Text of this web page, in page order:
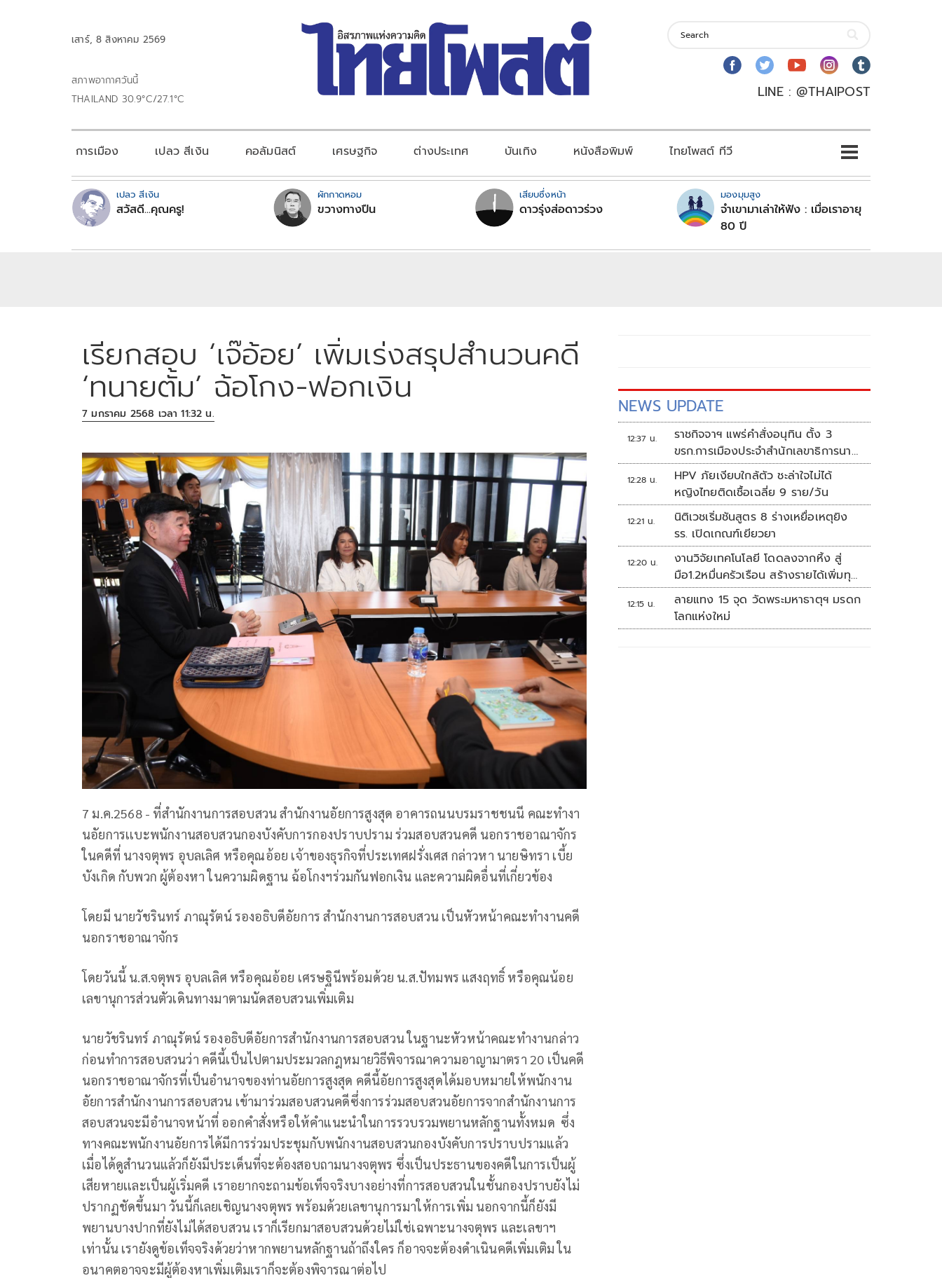
เสาร์, 8 สิงหาคม 2569
สภาพอากาศวันนี้
THAILAND 30.9°C/27.1°C
LINE : @THAIPOST
การเมือง เปลว สีเงิน คอลัมนิสต์ เศรษฐกิจ ต่างประเทศ บันเทิง หนังสือพิมพ์ ไทยโพสต์ ทีวี
เปลว สีเงิน
สวัสดี...คุณครู!
ผักกาดหอม
ขวางทางปืน
เสียบซึ่งหน้า
ดาวรุ่งส่อดาวร่วง
มองมุมสูง
จำเขามาเล่าให้ฟัง : เมื่อเราอายุ
80 ปี
เรียกสอบ ‘เจ๊อ้อย’ เพิ่มเร่งสรุปสำนวนคดี
‘ทนายตั้ม’ ฉ้อโกง-ฟอกเงิน
7 มกราคม 2568 เวลา 11:32 น.
7 ม.ค.2568 - ที่สำนักงานการสอบสวน สำนักงานอัยการสูงสุด อาคารถนนบรมราชชนนี คณะทำงา
นอัยการเเบะพนักงานสอบสวนกองบังคับการกองปราบปราม ร่วมสอบสวนคดี นอกราชอาณาจักร
ในคดีที่ นางจตุพร อุบลเลิศ หรือคุณอ้อย เจ้าของธุรกิจที่ประเทศฝรั่งเศส กล่าวหา นายษิทรา เบี้ย
บังเกิด กับพวก ผู้ต้องหา ในความผิดฐาน ฉ้อโกงฯร่วมกันฟอกเงิน และความผิดอื่นที่เกี่ยวข้อง
โดยมี นายวัชรินทร์ ภาณุรัตน์ รองอธิบดีอัยการ สำนักงานการสอบสวน เป็นหัวหน้าคณะทำงานคดี
นอกราชอาณาจักร
โดยวันนี้ น.ส.จตุพร อุบลเลิศ หรือคุณอ้อย เศรษฐินีพร้อมด้วย น.ส.ปัทมพร แสงฤทธิ์ หรือคุณน้อย
เลขานุการส่วนตัวเดินทางมาตามนัดสอบสวนเพิ่มเติม
นายวัชรินทร์ ภาณุรัตน์ รองอธิบดีอัยการสำนักงานการสอบสวน ในฐานะหัวหน้าคณะทำงานกล่าว
ก่อนทำการสอบสวนว่า คดีนี้เป็นไปตามประมวลกฎหมายวิธีพิจารณาความอาญามาตรา 20 เป็นคดี
นอกราชอาณาจักรที่เป็นอำนาจของท่านอัยการสูงสุด คดีนี้อัยการสูงสุดได้มอบหมายให้พนักงาน
อัยการสำนักงานการสอบสวน เข้ามาร่วมสอบสวนคดีซึ่งการร่วมสอบสวนอัยการจากสำนักงานการ
สอบสวนจะมีอำนาจหน้าที่ ออกคำสั่งหรือให้คำแนะนำในการรวบรวมพยานหลักฐานทั้งหมด ซึ่ง
ทางคณะพนักงานอัยการได้มีการร่วมประชุมกับพนักงานสอบสวนกองบังคับการปราบปรามแล้ว
เมื่อได้ดูสำนวนแล้วก็ยังมีประเด็นที่จะต้องสอบถามนางจตุพร ซึ่งเป็นประธานของคดีในการเป็นผู้
เสียหายเเละเป็นผู้เริ่มคดี เราอยากจะถามข้อเท็จจริงบางอย่างที่การสอบสวนในชั้นกองปราบยังไม่
ปรากฏชัดขึ้นมา วันนี้ก็เลยเชิญนางจตุพร พร้อมด้วยเลขานุการมาให้การเพิ่ม นอกจากนี้ก็ยังมี
พยานบางปากที่ยังไม่ได้สอบสวน เราก็เรียกมาสอบสวนด้วยไม่ใช่เฉพาะนางจตุพร และเลขาฯ
เท่านั้น เรายังดูข้อเท็จจริงด้วยว่าหากพยานหลักฐานถ้าถึงใคร ก็อาจจะต้องดำเนินคดีเพิ่มเติม ใน
อนาคตอาจจะมีผู้ต้องหาเพิ่มเติมเราก็จะต้องพิจารณาต่อไป
NEWS UPDATE
12:37 น.
ราชกิจจาฯ แพร่คำสั่งอนุทิน ตั้ง 3
ขรก.การเมืองประจำสำนักเลขาธิการนา
ยกฯ
12:28 น.
HPV ภัยเงียบใกล้ตัว ชะล่าใจไม่ได้
หญิงไทยติดเชื้อเฉลี่ย 9 ราย/วัน
12:21 น.
นิติเวชเริ่มชันสูตร 8 ร่างเหยื่อเหตุยิง
รร. เปิดเกณฑ์เยียวยา
12:20 น.
งานวิจัยเทคโนโลยี โดดลงจากหิ้ง สู่
มือ1.2หมื่นครัวเรือน สร้างรายได้เพิ่มทุก
เดือน
12:15 น.
ลายแทง 15 จุด วัดพระมหาธาตุฯ มรดก
โลกแห่งใหม่